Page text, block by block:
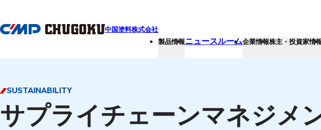
中国塗料株式会社
製品情報ニュースルーム企業情報株主・投資家情
SUSTAINABILITY
サプライチェーンマネジメ